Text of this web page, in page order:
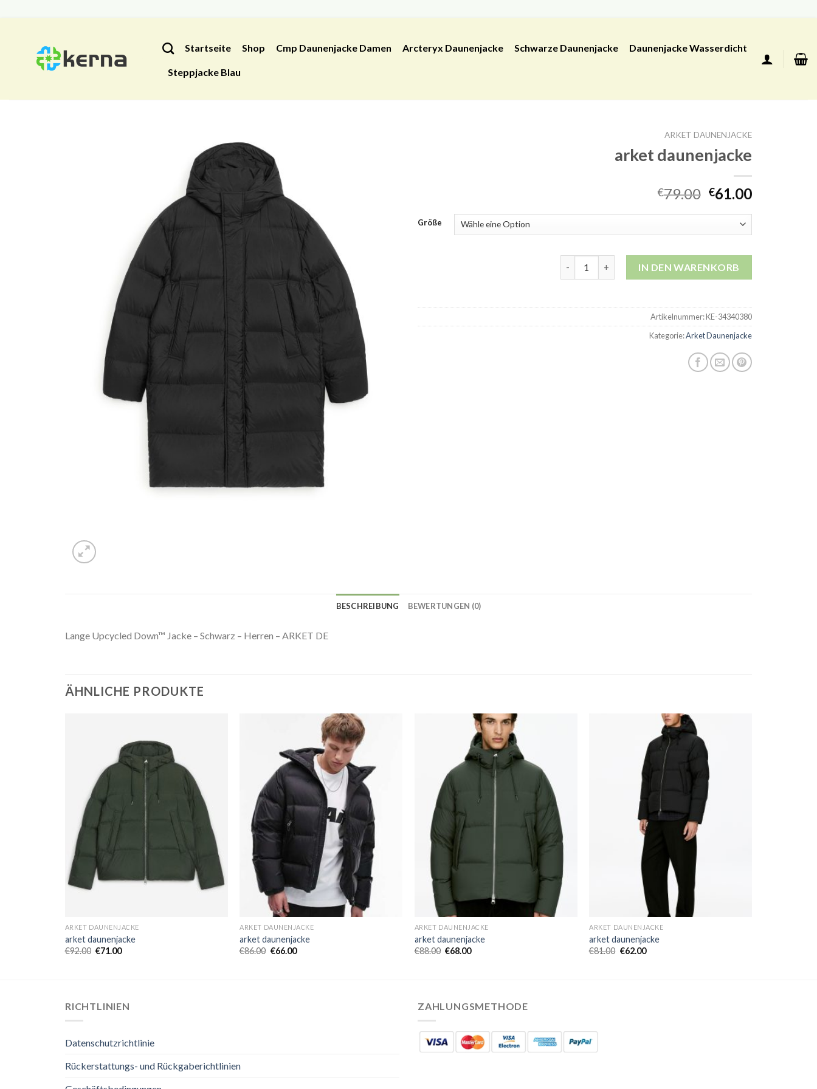
Startseite Shop Cmp Daunenjacke Damen Arcteryx Daunenjacke Schwarze Daunenjacke Daunenjacke Wasserdicht
Steppjacke Blau
ARKET DAUNENJACKE
arket daunenjacke
€79.00 €61.00
Größe
IN DEN WARENKORB
Artikelnummer:KE-34340380
Kategorie:Arket Daunenjacke
BESCHREIBUNG BEWERTUNGEN (0)
Lange Upcycled Down™ Jacke – Schwarz – Herren – ARKET DE
ÄHNLICHE PRODUKTE
ARKET DAUNENJACKE
arket daunenjacke
€92.00 €71.00
ARKET DAUNENJACKE
arket daunenjacke
€86.00 €66.00
ARKET DAUNENJACKE
arket daunenjacke
€88.00 €68.00
ARKET DAUNENJACKE
arket daunenjacke
€81.00 €62.00
RICHTLINIEN
Datenschutzrichtlinie
Rückerstattungs- und Rückgaberichtlinien
ZAHLUNGSMETHODE